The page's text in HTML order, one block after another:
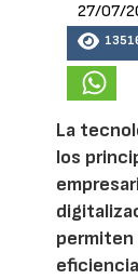
27/07/
La
los
permiten